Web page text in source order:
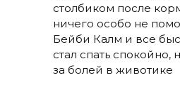
столбиком после
ничего особо не
Бейби Калм и все
стал спать спокойно,
за болей в животике